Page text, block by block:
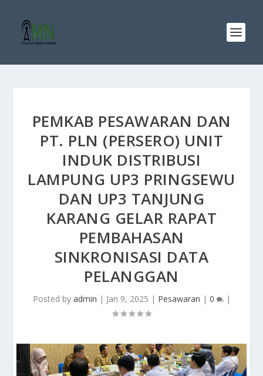
PEMKAB PESAWARAN DAN
PT. PLN (PERSERO) UNIT
INDUK DISTRIBUSI
LAMPUNG UP3 PRINGSEWU
DAN UP3 TANJUNG
KARANG GELAR RAPAT
PEMBAHASAN
SINKRONISASI DATA
PELANGGAN
Posted by admin | Jan 9, 2025 | Pesawaran | 0 |